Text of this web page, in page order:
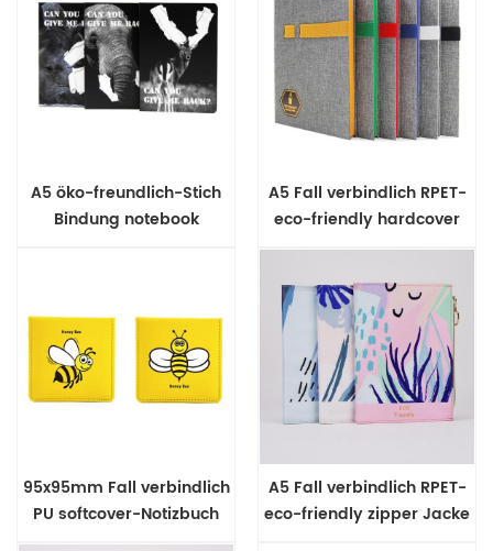
A5 öko-freundlich-Stich
Bindung notebook
A5 Fall verbindlich RPET-
eco-friendly hardcover
notebook
95x95mm Fall verbindlich
PU softcover-Notizbuch
A5 Fall verbindlich RPET-
eco-friendly zipper Jacke